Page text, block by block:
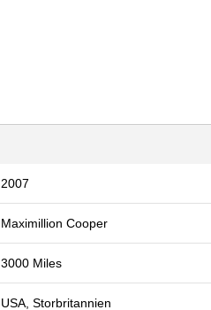
2007
Maximillion Cooper
3000 Miles
USA, Storbritannien